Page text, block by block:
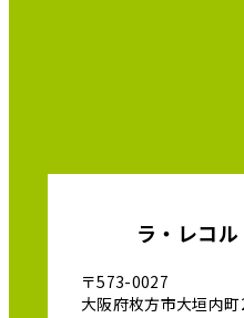
ラ・レコ
〒573-0027
大阪府枚方市大垣内